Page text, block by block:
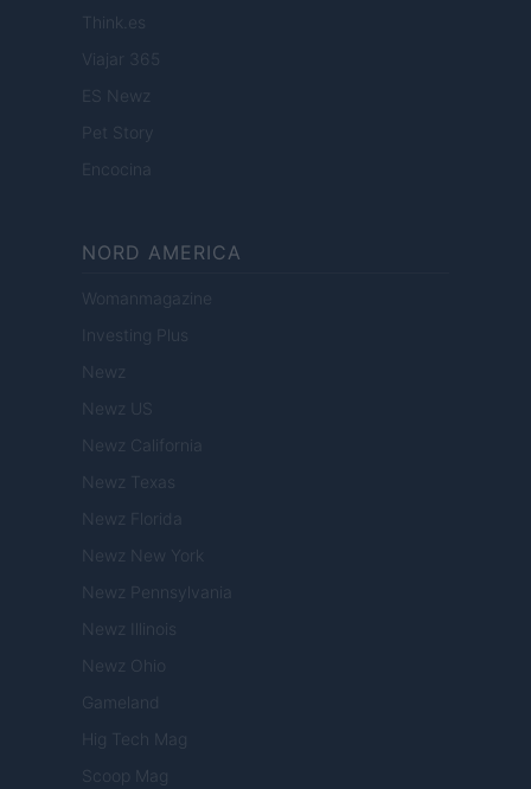
Think.es
Viajar 365
ES Newz
Pet Story
Encocina
NORD AMERICA
Womanmagazine
Investing Plus
Newz
Newz US
Newz California
Newz Texas
Newz Florida
Newz New York
Newz Pennsylvania
Newz Illinois
Newz Ohio
Gameland
Hig Tech Mag
Scoop Mag